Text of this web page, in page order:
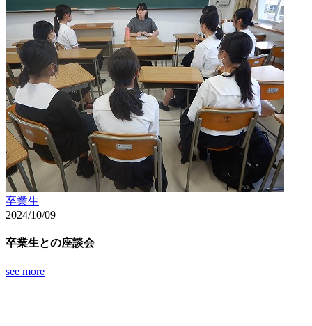
卒業生
2024/10/09
卒業生との座談会
see more